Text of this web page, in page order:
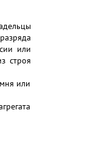
или
строя
или